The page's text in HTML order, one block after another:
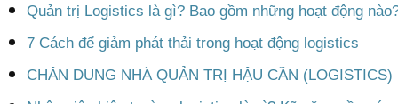
Quản trị Logistics là gì? Bao gồm những hoạt động
7 Cách để giảm phát thải trong hoạt động logistics
CHÂN DUNG NHÀ QUẢN TRỊ HẬU CẦN (LOGISTICS)